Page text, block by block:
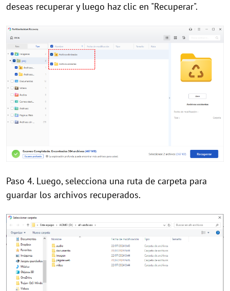
deseas recuperar y luego haz clic en "Recuperar".
Paso 4. Luego, selecciona una ruta de carpeta para
guardar los archivos recuperados.